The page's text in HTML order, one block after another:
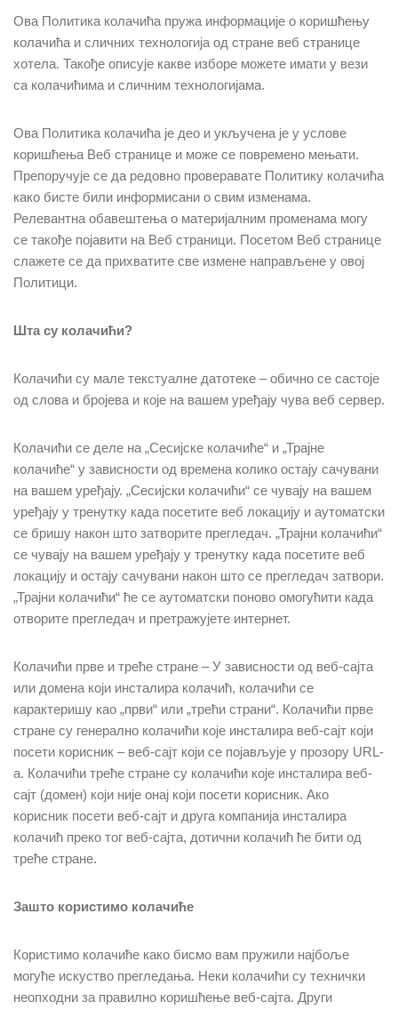
Ова Политика колачића пружа информације о коришћењу
колачића и сличних технологија од стране веб странице
хотела. Такође описује какве изборе можете имати у вези
са колачићима и сличним технологијама.
Ова Политика колачића је део и укључена је у услове
коришћења Веб странице и може се повремено мењати.
Препоручује се да редовно проверавате Политику колачића
како бисте били информисани о свим изменама.
Релевантна обавештења о материјалним променама могу
се такође појавити на Веб страници. Посетом Веб странице
слажете се да прихватите све измене направљене у овој
Политици.
Шта су колачићи?
Колачићи су мале текстуалне датотеке – обично се састоје
од слова и бројева и које на вашем уређају чува веб сервер.
Колачићи се деле на „Сесијске колачиће“ и „Трајне
колачиће“ у зависности од времена колико остају сачувани
на вашем уређају. „Сесијски колачићи“ се чувају на вашем
уређају у тренутку када посетите веб локацију и аутоматски
се бришу након што затворите прегледач. „Трајни колачићи“
се чувају на вашем уређају у тренутку када посетите веб
локацију и остају сачувани након што се прегледач затвори.
„Трајни колачићи“ ће се аутоматски поново омогућити када
отворите прегледач и претражујете интернет.
Колачићи прве и треће стране – У зависности од веб-сајта
или домена који инсталира колачић, колачићи се
карактеришу као „први“ или „трећи страни“. Колачићи прве
стране су генерално колачићи које инсталира веб-сајт који
посети корисник – веб-сајт који се појављује у прозору URL-
а. Колачићи треће стране су колачићи које инсталира веб-
сајт (домен) који није онај који посети корисник. Ако
корисник посети веб-сајт и друга компанија инсталира
колачић преко тог веб-сајта, дотични колачић ће бити од
треће стране.
Зашто користимо колачиће
Користимо колачиће како бисмо вам пружили најбоље
могуће искуство прегледања. Неки колачићи су технички
неопходни за правилно коришћење веб-сајта. Други